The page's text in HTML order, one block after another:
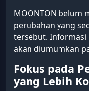
MOONTON belum
perubahan yang
tersebut. Informasi
akan diumumkan
Fokus pada
yang Lebih